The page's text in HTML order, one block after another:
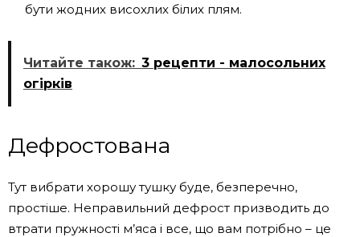
бути жодних висохлих білих плям.
Читайте також: 3 рецепти - малосольних
огірків
Дефростована
Тут вибрати хорошу тушку буде, безперечно,
простіше. Неправильний дефрост призводить до
втрати пружності м’яса і все, що вам потрібно – це